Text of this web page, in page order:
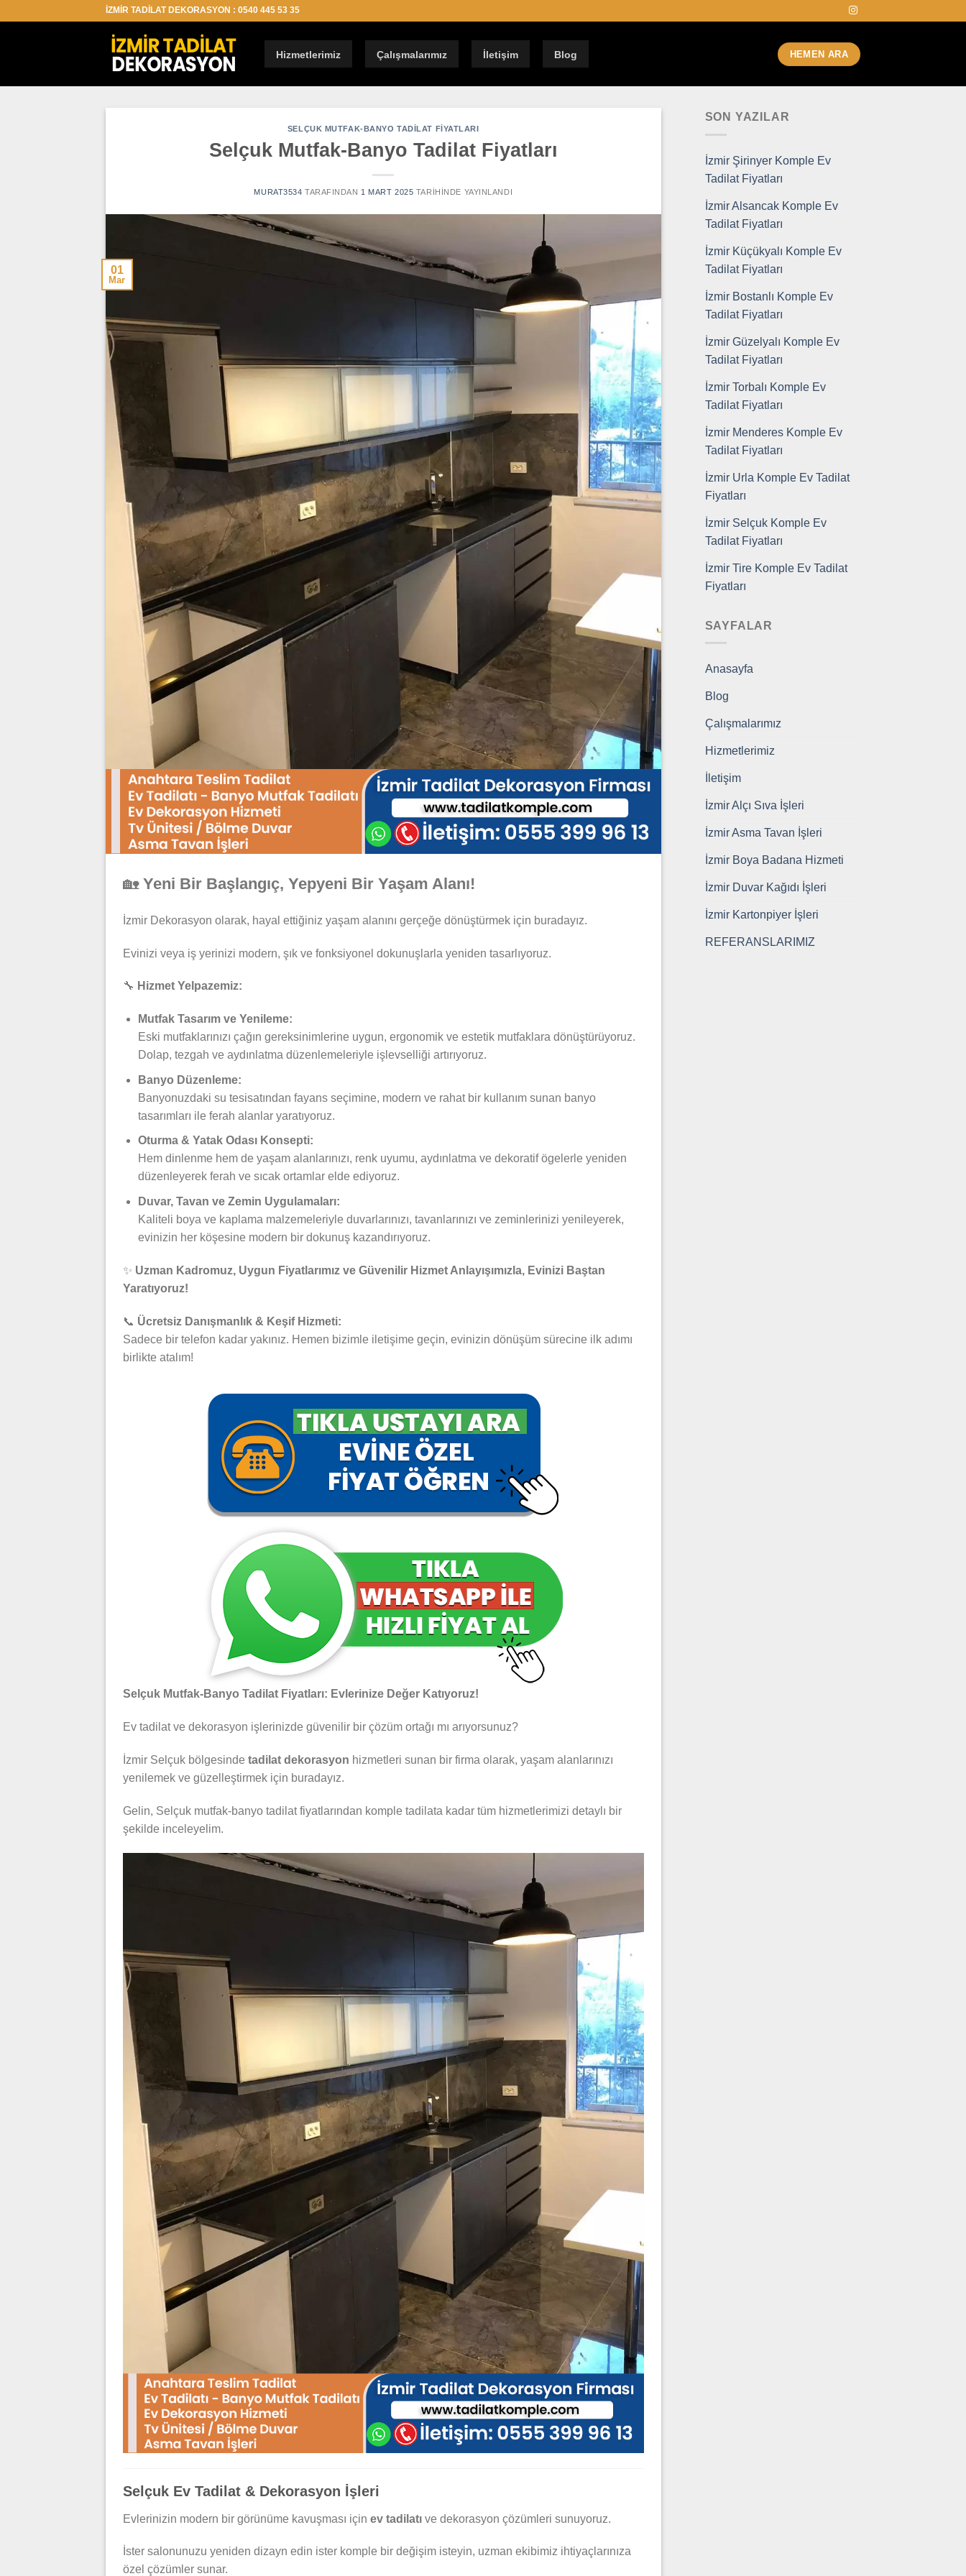
İZMİR TADİLAT DEKORASYON : 0540 445 53 35
Hizmetlerimiz Çalışmalarımız İletişim Blog HEMEN ARA
SELÇUK MUTFAK-BANYO TADILAT FIYATLARI
Selçuk Mutfak-Banyo Tadilat Fiyatları
MURAT3534 TARAFINDAN 1 MART 2025 TARIHINDE YAYINLANDI
01
Mar
🏡 Yeni Bir Başlangıç, Yepyeni Bir Yaşam Alanı!
İzmir Dekorasyon olarak, hayal ettiğiniz yaşam alanını gerçeğe dönüştürmek için buradayız.
Evinizi veya iş yerinizi modern, şık ve fonksiyonel dokunuşlarla yeniden tasarlıyoruz.
🔧 Hizmet Yelpazemiz:
Mutfak Tasarım ve Yenileme:
Eski mutfaklarınızı çağın gereksinimlerine uygun, ergonomik ve estetik mutfaklara dönüştürüyoruz.
Dolap, tezgah ve aydınlatma düzenlemeleriyle işlevselliği artırıyoruz.
Banyo Düzenleme:
Banyonuzdaki su tesisatından fayans seçimine, modern ve rahat bir kullanım sunan banyo
tasarımları ile ferah alanlar yaratıyoruz.
Oturma & Yatak Odası Konsepti:
Hem dinlenme hem de yaşam alanlarınızı, renk uyumu, aydınlatma ve dekoratif ögelerle yeniden
düzenleyerek ferah ve sıcak ortamlar elde ediyoruz.
Duvar, Tavan ve Zemin Uygulamaları:
Kaliteli boya ve kaplama malzemeleriyle duvarlarınızı, tavanlarınızı ve zeminlerinizi yenileyerek,
evinizin her köşesine modern bir dokunuş kazandırıyoruz.
✨ Uzman Kadromuz, Uygun Fiyatlarımız ve Güvenilir Hizmet Anlayışımızla, Evinizi Baştan
Yaratıyoruz!
📞 Ücretsiz Danışmanlık & Keşif Hizmeti:
Sadece bir telefon kadar yakınız. Hemen bizimle iletişime geçin, evinizin dönüşüm sürecine ilk adımı
birlikte atalım!
Selçuk Mutfak-Banyo Tadilat Fiyatları: Evlerinize Değer Katıyoruz!
Ev tadilat ve dekorasyon işlerinizde güvenilir bir çözüm ortağı mı arıyorsunuz?
İzmir Selçuk bölgesinde tadilat dekorasyon hizmetleri sunan bir firma olarak, yaşam alanlarınızı
yenilemek ve güzelleştirmek için buradayız.
Gelin, Selçuk mutfak-banyo tadilat fiyatlarından komple tadilata kadar tüm hizmetlerimizi detaylı bir
şekilde inceleyelim.
Selçuk Ev Tadilat & Dekorasyon İşleri
Evlerinizin modern bir görünüme kavuşması için ev tadilatı ve dekorasyon çözümleri sunuyoruz.
İster salonunuzu yeniden dizayn edin ister komple bir değişim isteyin, uzman ekibimiz ihtiyaçlarınıza
özel çözümler sunar.
SON YAZILAR
İzmir Şirinyer Komple Ev
Tadilat Fiyatları
İzmir Alsancak Komple Ev
Tadilat Fiyatları
İzmir Küçükyalı Komple Ev
Tadilat Fiyatları
İzmir Bostanlı Komple Ev
Tadilat Fiyatları
İzmir Güzelyalı Komple Ev
Tadilat Fiyatları
İzmir Torbalı Komple Ev
Tadilat Fiyatları
İzmir Menderes Komple Ev
Tadilat Fiyatları
İzmir Urla Komple Ev Tadilat
Fiyatları
İzmir Selçuk Komple Ev
Tadilat Fiyatları
İzmir Tire Komple Ev Tadilat
Fiyatları
SAYFALAR
Anasayfa
Blog
Çalışmalarımız
Hizmetlerimiz
İletişim
İzmir Alçı Sıva İşleri
İzmir Asma Tavan İşleri
İzmir Boya Badana Hizmeti
İzmir Duvar Kağıdı İşleri
İzmir Kartonpiyer İşleri
REFERANSLARIMIZ